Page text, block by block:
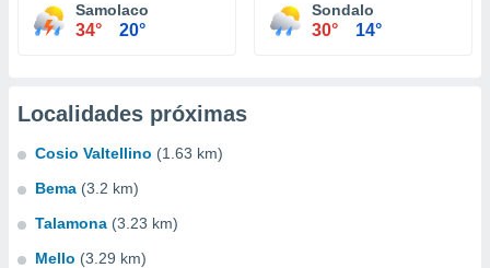
Samolaco
34° 20°
Sondalo
30° 14°
Localidades próximas
Cosio Valtellino (1.63 km)
Bema (3.2 km)
Talamona (3.23 km)
Mello (3.29 km)